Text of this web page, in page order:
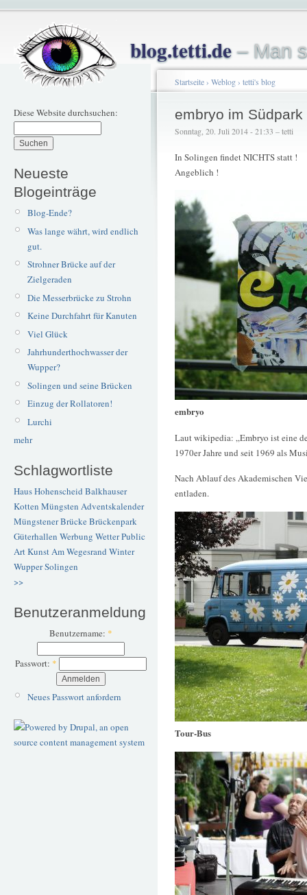
blog.tetti.de– Man
Diese Website durchsuchen:
Neueste
Blogeinträge
Blog-Ende?
Was lange währt, wird endlich
gut.
Strohner Brücke auf der
Zielgeraden
Die Messerbrücke zu Strohn
Keine Durchfahrt für Kanuten
Viel Glück
Jahrhunderthochwasser der
Wupper?
Solingen und seine Brücken
Einzug der Rollatoren!
Lurchi
mehr
Schlagwortliste
Haus Hohenscheid Balkhauser
Kotten Müngsten Adventskalender
Müngstener BrückeBrückenpark
Güterhallen Werbung WetterPublic
ArtKunstAm Wegesrand Winter
WupperSolingen
>>
Benutzeranmeldung
Benutzername: *
Passwort: *
Neues Passwort anfordern
Startseite› Weblog› tetti's blog
embryo im Südpark
Sonntag, 20. Juli 2014 - 21:33 – tetti
In Solingen findet NICHTS statt !
Angeblich !
embryo
Laut wikipedia: „Embryo ist eine
1970er Jahre und seit 1969 als
Nach Ablauf des Akademischen
entladen.
Tour-Bus